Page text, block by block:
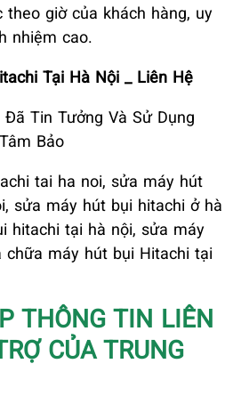
theo giờ của khách hàng, uy
nhiệm cao.
Tại Hà Nội _ Liên Hệ
Đã Tin Tưởng Và Sử Dụng
Bảo
tai ha noi, sửa máy hút
sửa máy hút bụi hitachi ở hà
hitachi tại hà nội, sửa máy
chữa máy hút bụi Hitachi tại
THÔNG TIN LIÊN
CỦA TRUNG